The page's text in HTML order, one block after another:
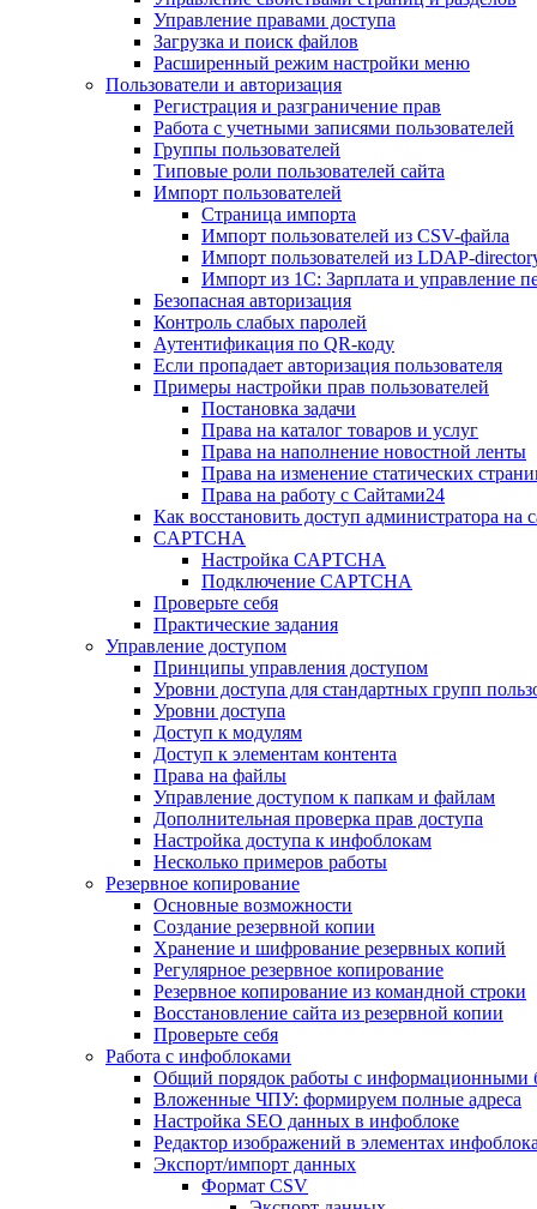
Управление правами доступа
Загрузка и поиск файлов
Расширенный режим настройки меню
Пользователи и авторизация
Регистрация и разграничение прав
Работа с учетными записями пользователей
Группы пользователей
Типовые роли пользователей сайта
Импорт пользователей
Страница импорта
Импорт пользователей из CSV-файла
Импорт пользователей из LDAP-
Импорт из 1С: Зарплата и управление
Безопасная авторизация
Контроль слабых паролей
Аутентификация по QR-коду
Если пропадает авторизация пользователя
Примеры настройки прав пользователей
Постановка задачи
Права на каталог товаров и услуг
Права на наполнение новостной ленты
Права на изменение статических
Права на работу с Сайтами24
Как восстановить доступ администратора на
CAPTCHA
Настройка CAPTCHA
Подключение CAPTCHA
Проверьте себя
Практические задания
Управление доступом
Принципы управления доступом
Уровни доступа для стандартных групп
Уровни доступа
Доступ к модулям
Доступ к элементам контента
Права на файлы
Управление доступом к папкам и файлам
Дополнительная проверка прав доступа
Настройка доступа к инфоблокам
Несколько примеров работы
Резервное копирование
Основные возможности
Создание резервной копии
Хранение и шифрование резервных копий
Регулярное резервное копирование
Резервное копирование из командной строки
Восстановление сайта из резервной копии
Проверьте себя
Работа с инфоблоками
Общий порядок работы с информационными
Вложенные ЧПУ: формируем полные адреса
Настройка SEO данных в инфоблоке
Редактор изображений в элементах инфоблока
Экспорт/импорт данных
Формат CSV